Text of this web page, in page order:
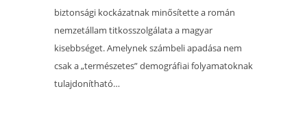
biztonsági kockázatnak minősítette a román
nemzetállam titkosszolgálata a magyar
kisebbséget. Amelynek számbeli apadása nem
csak a „természetes” demográfiai folyamatoknak
tulajdonítható…